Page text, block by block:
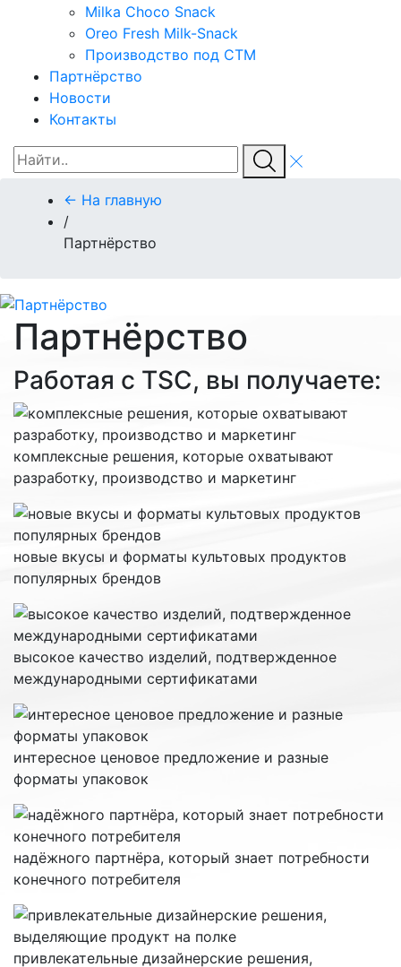
Milka Choco Snack
Oreo Fresh Milk-Snack
Производство под СТМ
Партнёрство
Новости
Контакты
← На главную
/
Партнёрство
Партнёрство
Работая с TSC, вы получаете:
комплексные решения, которые охватывают
разработку, производство и маркетинг
новые вкусы и форматы культовых продуктов
популярных брендов
высокое качество изделий, подтвержденное
международными сертификатами
интересное ценовое предложение и разные
форматы упаковок
надёжного партнёра, который знает потребности
конечного потребителя
привлекательные дизайнерские решения,